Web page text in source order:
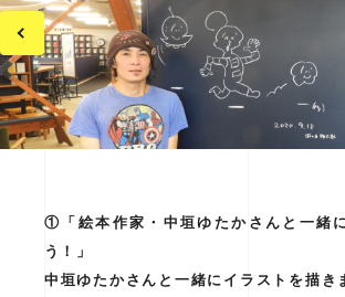
①「絵本作家・中垣ゆたかさんと一緒
う！」
中垣ゆたかさんと一緒にイラストを描き